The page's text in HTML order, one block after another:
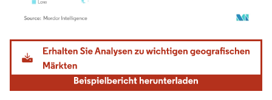
Bild © Mordor Intelligence. Wiederverwendung erfordert Namensnennung gemäß